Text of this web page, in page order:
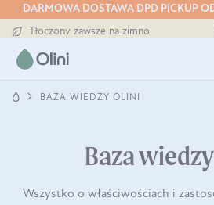
DARMOWA DOSTAWA DPD PICKUP
Darmowa dostawa od 199 zł
Tłoczony zawsze na zimno
Darmowa dostawa od 199 zł
BAZA WIEDZY OLINI
Baza
Wszystko o właściwościach i